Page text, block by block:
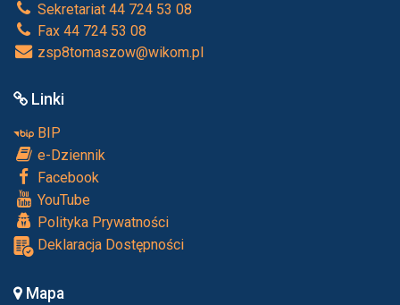
Sekretariat 44 724 53 08
Fax 44 724 53 08
zsp8tomaszow@wikom.pl
Linki
BIP
e-Dziennik
Facebook
YouTube
Polityka Prywatności
Deklaracja Dostępności
Mapa